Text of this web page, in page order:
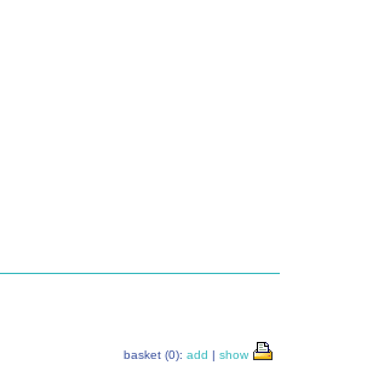
basket (0): add | show